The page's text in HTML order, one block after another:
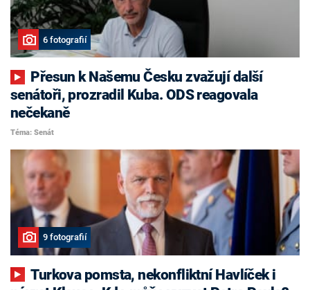
6 fotografií
senátoři, prozradil Kuba. ODS reagovala
nečekaně
Téma: Senát
9 fotografií
Turkova pomsta, nekonfliktní Havlíček i